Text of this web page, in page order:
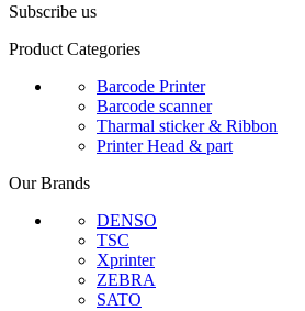
Subscribe us
Product Categories
Barcode Printer
Barcode scanner
Tharmal sticker & Ribbon
Printer Head & part
Our Brands
DENSO
TSC
Xprinter
ZEBRA
SATO